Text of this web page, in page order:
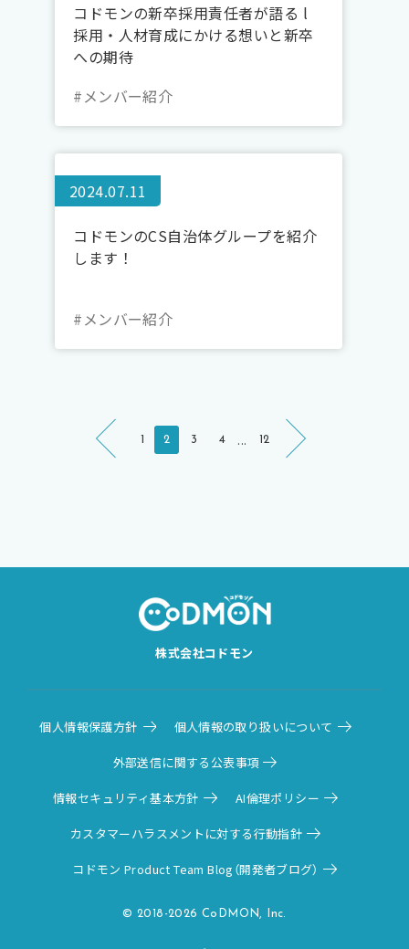
コドモンの新卒採用責任者が語る l
採用・人材育成にかける想いと新卒
への期待
#メンバー紹介
2024.07.11
コドモンのCS自治体グループを紹介
します！
#メンバー紹介
1 2 3 4 ... 12
株式会社コドモン
個人情報保護方針 個人情報の取り扱いについて
外部送信に関する公表事項
情報セキュリティ基本方針 AI倫理ポリシー
カスタマーハラスメントに対する行動指針
コドモン Product Team Blog（開発者ブログ）
© 2018-2026 CoDMON, Inc.